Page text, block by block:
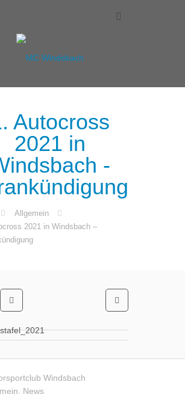
Autocross
2021 in
-
Allgemein
2021 in Windsbach –
Windsbach
News